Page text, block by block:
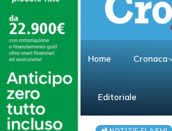
Home Cronaca
Editoriale